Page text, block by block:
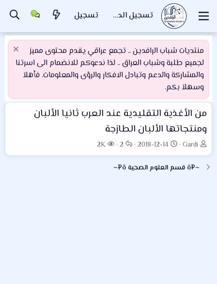
تسجيل الدخول تسجيل
منتديات شباب الرافدين .. تجمع عراقي يقدم محتوى مميز
لجميع طلبة وشباب العراق .. لذا ندعوكم للانضمام الى اسرتنا
والمشاركة والدعم وتبادل الافكار والرؤى والمعلومات. فأهلاَ
وسهلاَ بكم.
من الأغذية التقليدية عند العرب ثانيا الألبان
ومنتجاتها الألبان الطازجة
ب
ا
د
Gardi
ت
ا
ر
2018-12-14
ا
ل
ر
2
ا
ل
2K
~¤ô قسم العلوم الصحية ô¤~